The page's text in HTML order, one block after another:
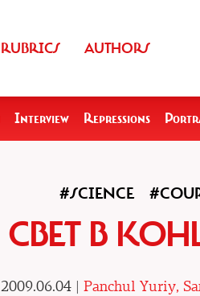
RUBRICS AUTHORS
Interview Repressions
#SCIENCE
СВЕТ В
2009.06.04 | Panchul Yuriy,